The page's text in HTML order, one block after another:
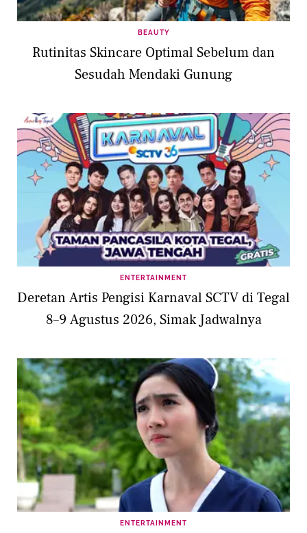
BEAUTY
Rutinitas Skincare Optimal Sebelum dan
Sesudah Mendaki Gunung
ENTERTAINMENT
Deretan Artis Pengisi Karnaval SCTV di Tegal
8–9 Agustus 2026, Simak Jadwalnya
ENTERTAINMENT